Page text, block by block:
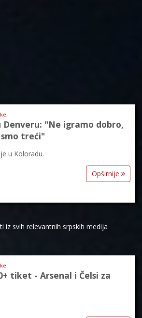
Denveru: "Ne igramo dobro,
treći"
u Koloradu.
Opširnije
iz svih relevantnih srpskih medija
tiket - Arsenal i Čelsi za